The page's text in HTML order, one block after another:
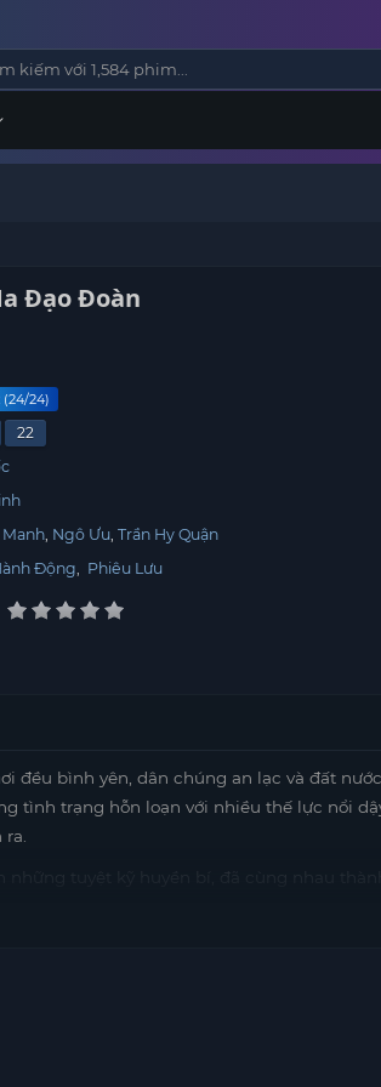
Đạo Đoàn
(24/24)
22
Manh Ngô Ưu Trần Hy Quận
Động, Phiêu Lưu
đều bình yên, dân chúng an lạc và đất
tình trạng hỗn loạn với nhiều thế lực nổi
chỉ là việc tìm kiếm bảo vật mà còn là